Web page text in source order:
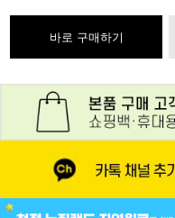
바로 구매하기